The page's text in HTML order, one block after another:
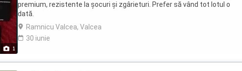
1
premium, rezistente la șocuri și zgârieturi. Prefer să vând tot lotul o
dată.
Ramnicu Valcea, Valcea
30 iunie